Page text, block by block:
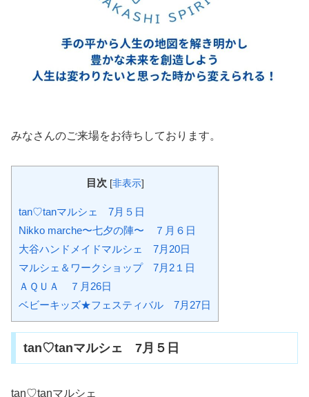
みなさんのご来場をお待ちしております。
目次 [非表示]
tan♡tanマルシェ 7月５日
Nikko marche〜七夕の陣〜 ７月６日
大谷ハンドメイドマルシェ 7月20日
マルシェ＆ワークショップ 7月2１日
ＡＱＵＡ ７月26日
ベビーキッズ★フェスティバル 7月27日
tan♡tanマルシェ 7月５日
tan♡tanマルシェ